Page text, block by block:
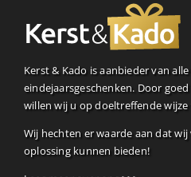
Kerst & Kado is aanbieder van
eindejaarsgeschenken. Door
willen wij u op doeltreffende
Wij hechten er waarde aan dat
oplossing kunnen bieden!